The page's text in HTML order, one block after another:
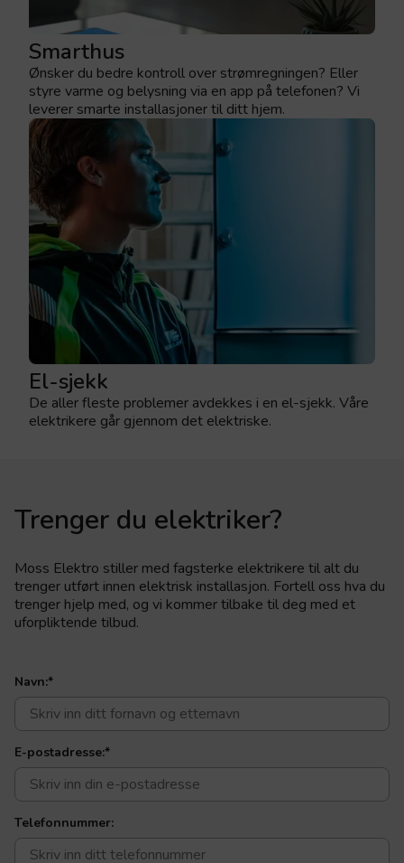
Smarthus
Ønsker du bedre kontroll over strømregningen? Eller
styre varme og belysning via en app på telefonen? Vi
leverer smarte installasjoner til ditt hjem.
El-sjekk
De aller fleste problemer avdekkes i en el-sjekk. Våre
elektrikere går gjennom det elektriske.
Trenger du elektriker?
Moss Elektro stiller med fagsterke elektrikere til alt du
trenger utført innen elektrisk installasjon. Fortell oss hva du
trenger hjelp med, og vi kommer tilbake til deg med et
uforpliktende tilbud.
Navn:*
E-postadresse:*
Telefonnummer: